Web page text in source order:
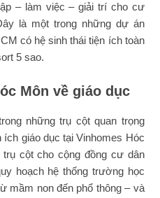
– làm việc – giải trí cho cư
là một trong những dự án
có hệ sinh thái tiện ích toàn
5 sao.
Môn về giáo dục
những trụ cột quan trọng
ích giáo dục tại Vinhomes Hóc
cột cho cộng đồng cư dân
hoạch hệ thống trường học
mầm non đến phổ thông – và